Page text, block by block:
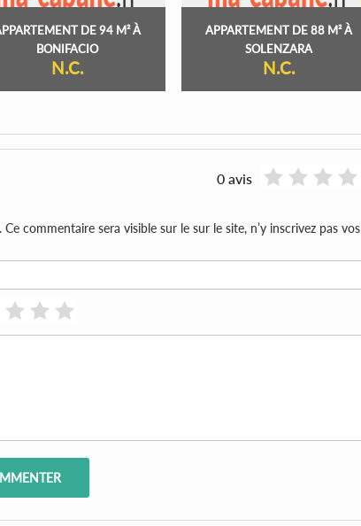
DE 94 M² À
BONIFACIO
N.C.
APPARTEMENT DE 88 M² À
SOLENZARA
N.C.
0 avis
commentaire sera visible sur le sur le site, n’y inscrivez pas vos